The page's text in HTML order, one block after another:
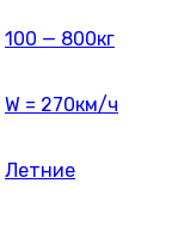
100 — 800кг
W = 270км/ч
Летние